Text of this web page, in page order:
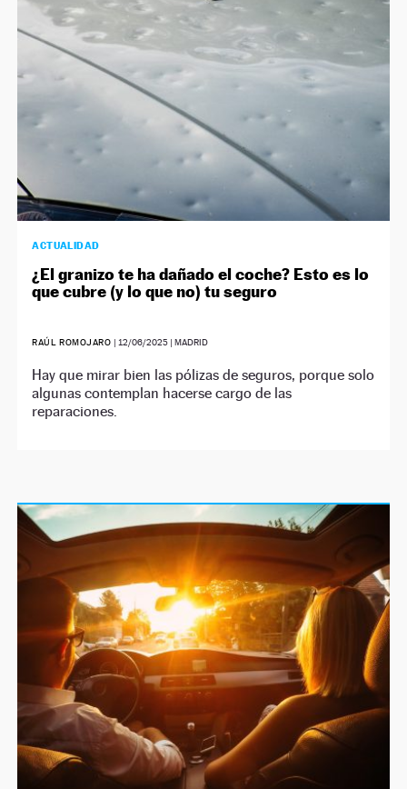
ACTUALIDAD
¿El granizo te ha dañado el coche? Esto es lo
que cubre (y lo que no) tu seguro
RAÚL ROMOJARO | 12/06/2025| MADRID
Hay que mirar bien las pólizas de seguros, porque solo
algunas contemplan hacerse cargo de las
reparaciones.